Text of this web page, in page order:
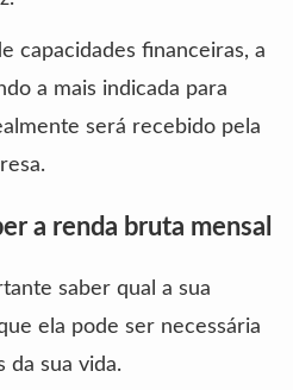
capacidades financeiras, a
a mais indicada para
será recebido pela
a renda bruta mensal
saber qual a sua
ela pode ser necessária
da sua vida.